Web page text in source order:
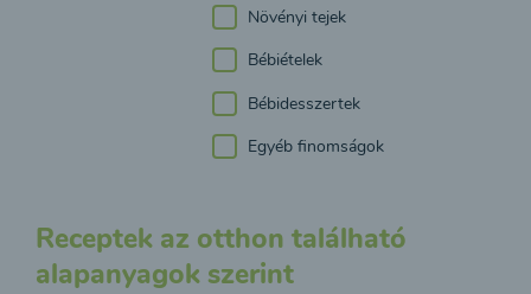
Növényi tejek
Bébiételek
Bébidesszertek
Egyéb finomságok
Receptek az otthon található
alapanyagok szerint